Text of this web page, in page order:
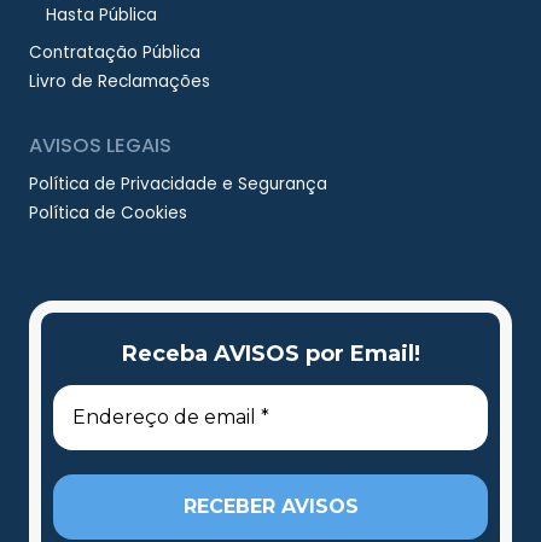
Hasta Pública
Contratação Pública
Livro de Reclamações
AVISOS LEGAIS
Política de Privacidade e Segurança
Política de Cookies
Receba AVISOS por Email!